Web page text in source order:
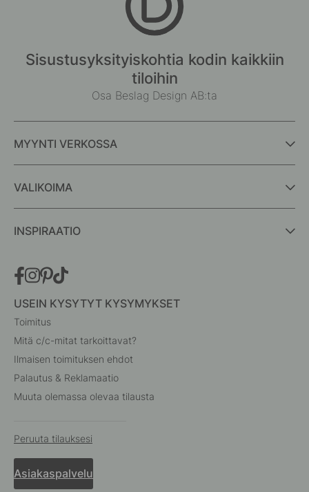
Sisustusyksityiskohtia kodin kaikkiin
tiloihin
Osa Beslag Design AB:ta
MYYNTI VERKOSSA
VALIKOIMA
INSPIRAATIO
USEIN KYSYTYT KYSYMYKSET
Toimitus
Mitä c/c-mitat tarkoittavat?
Ilmaisen toimituksen ehdot
Palautus & Reklamaatio
Muuta olemassa olevaa tilausta
Peruuta tilauksesi
Asiakaspalvelu